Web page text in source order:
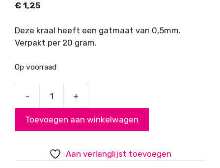
€ 1,25
Deze kraal heeft een gatmaat van 0,5mm.
Verpakt per 20 gram.
Op voorraad
-
lichtroze
1,5mm
aantal
+
Toevoegen aan winkelwagen
Aan verlanglijst toevoegen